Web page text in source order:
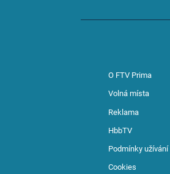
O FTV Prima
Volná místa
Reklama
HbbTV
Podmínky užívání
Cookies